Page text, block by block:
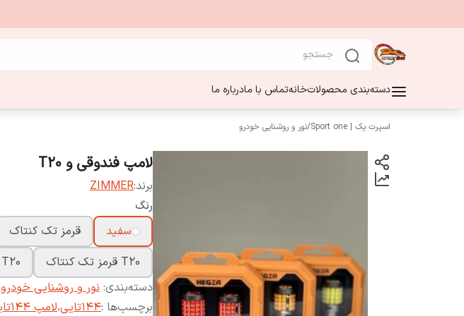
دسته‌بندی محصولاتخانهتماس با مادرباره ما
اسپرت یک | Sport one /نور و روشنایی خودرو
لامپ فندوقی و T20
برند:ZIMMER
رنگ
سفید
قرمز تک کنتاک
T20 قرمز تک کنتاک
T20 نارنجی تک کنتاک
دسته‌بندی: نور و روشنایی خودرو
برچسب‌ها :144تایی ،لامپ 144تایی